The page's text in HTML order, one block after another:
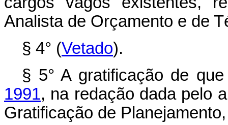
Analista de Orçamento e de
§ 4° (Vetado).
§ 5° A gratificação de
1991, na redação dada pelo
Gratificação de